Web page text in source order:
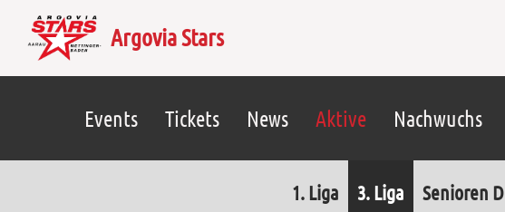
Argovia Stars
Events Tickets News Aktive Nachwuchs
1. Liga 3. Liga Senioren D